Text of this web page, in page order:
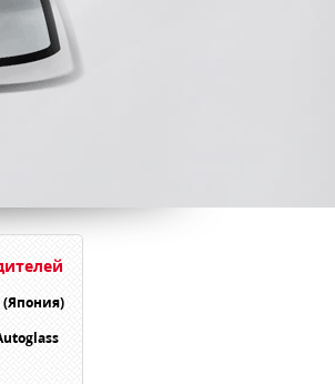
(Япония)